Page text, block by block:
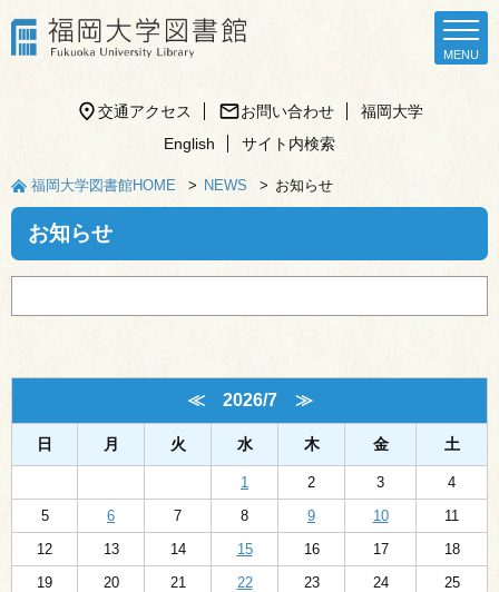
交通アクセス お問い合わせ
福岡大学
English
サイト内検索
福岡大学図書館HOME NEWS お知らせ
お知らせ
≪2026/7 ≫
日 月 火 水 木 金 土
1 2 3
4
5
6 7 8 9 10
11
12
13 14 15 16 17
18
19
20 21 22 23 24
25